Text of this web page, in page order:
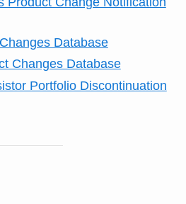
Database
Changes Database
Portfolio Discontinuation